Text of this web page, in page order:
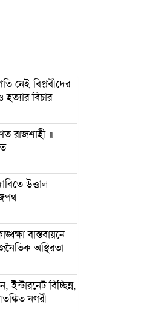
নেই বিপ্লবীদের
বিচার
রাজশাহী ॥
উত্তাল
বাস্তবায়নে
অস্থিরতা
ইন্টারনেট বিচ্ছিন্ন,
নগরী